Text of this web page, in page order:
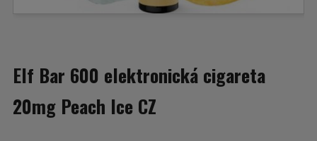
Elf Bar 600 elektronická cigareta
20mg Peach Ice CZ